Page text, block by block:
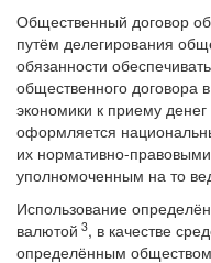
Общественный договор
путём делегирования
обязанности
общественного договора
экономики к приему денег
оформляется
их нормативно-
уполномоченным на то
Использование
валютой 3, в качестве
определённым